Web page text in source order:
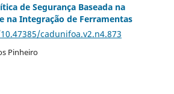
de Segurança Baseada na
na Integração de Ferramentas
cadunifoa.v2.n4.873
Pinheiro